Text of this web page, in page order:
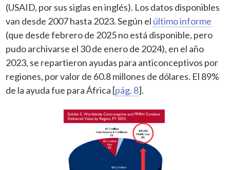
(USAID, por sus siglas en inglés). Los datos disponibles
van desde 2007 hasta 2023. Según el último informe
(que desde febrero de 2025 no está disponible, pero
pudo archivarse el 30 de enero de 2024), en el año
2023, se repartieron ayudas para anticonceptivos por
regiones, por valor de 60.8 millones de dólares. El 89%
de la ayuda fue para África [pág. 8].